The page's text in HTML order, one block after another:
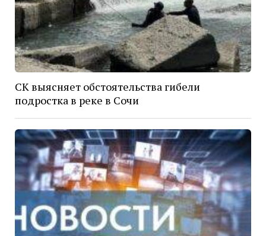
СК выясняет обстоятельства гибели
подростка в реке в Сочи